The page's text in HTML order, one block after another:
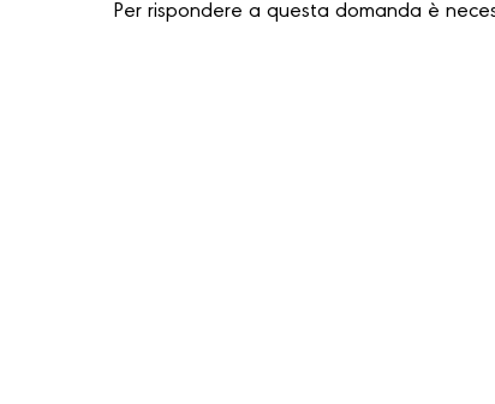
Per rispondere a questa domanda è